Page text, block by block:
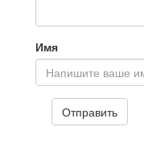
Имя